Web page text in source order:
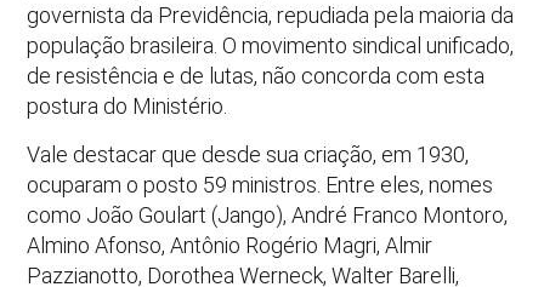
governista da Previdência, repudiada pela maioria da
população brasileira. O movimento sindical unificado,
de resistência e de lutas, não concorda com esta
postura do Ministério.
Vale destacar que desde sua criação, em 1930,
ocuparam o posto 59 ministros. Entre eles, nomes
como João Goulart (Jango), André Franco Montoro,
Almino Afonso, Antônio Rogério Magri, Almir
Pazzianotto, Dorothea Werneck, Walter Barelli,